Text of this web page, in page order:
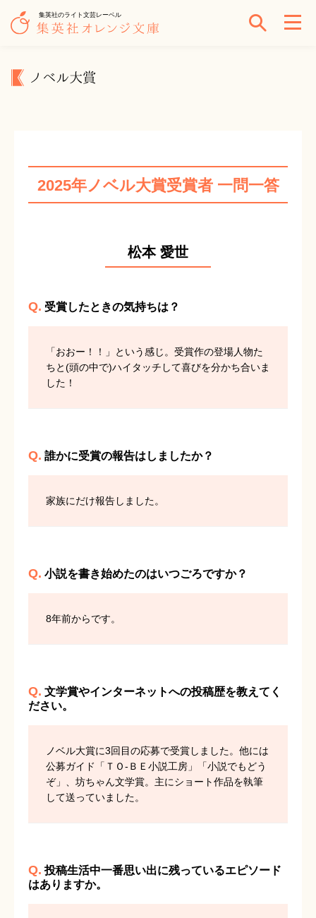
集英社のライト文芸レーベル
ノベル大賞
2025年ノベル大賞受賞者 一問一答
松本 愛世
Q. 受賞したときの気持ちは？
「おおー！！」という感じ。受賞作の登場人物た
ちと(頭の中で)ハイタッチして喜びを分かち合いま
した！
Q. 誰かに受賞の報告はしましたか？
家族にだけ報告しました。
Q. 小説を書き始めたのはいつごろですか？
8年前からです。
Q. 文学賞やインターネットへの投稿歴を教えてく
ださい。
ノベル大賞に3回目の応募で受賞しました。他には
公募ガイド「ＴＯ-ＢＥ小説工房」「小説でもどう
ぞ」、坊ちゃん文学賞。主にショート作品を執筆
して送っていました。
Q. 投稿生活中一番思い出に残っているエピソード
はありますか。